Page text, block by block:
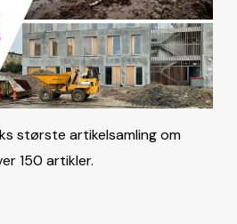
største artikelsamling om
150 artikler.